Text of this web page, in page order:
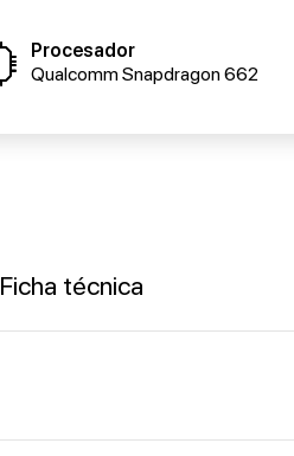
Procesador
Qualcomm Snapdragon 662
Ficha técnica